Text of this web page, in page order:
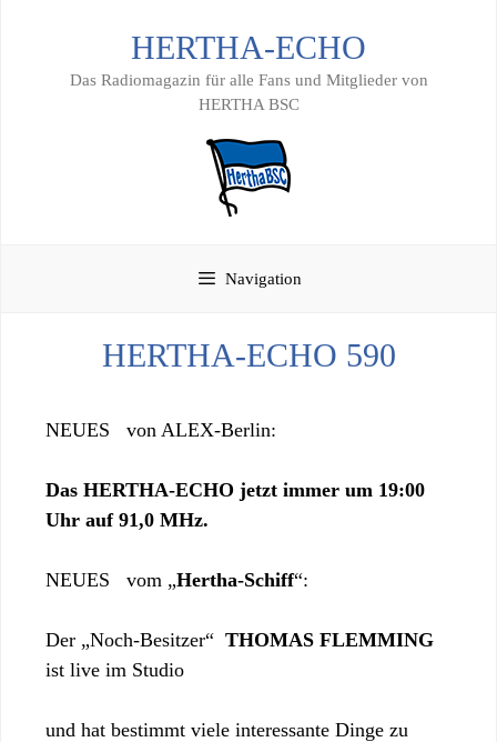
HERTHA-ECHO
Das Radiomagazin für alle Fans und Mitglieder von
HERTHA BSC
Navigation
HERTHA-ECHO 590
NEUES von ALEX-Berlin:
Das HERTHA-ECHO jetzt immer um 19:00
Uhr auf 91,0 MHz.
NEUES vom „Hertha-Schiff“:
Der „Noch-Besitzer“ THOMAS FLEMMING
ist live im Studio
und hat bestimmt viele interessante Dinge zu